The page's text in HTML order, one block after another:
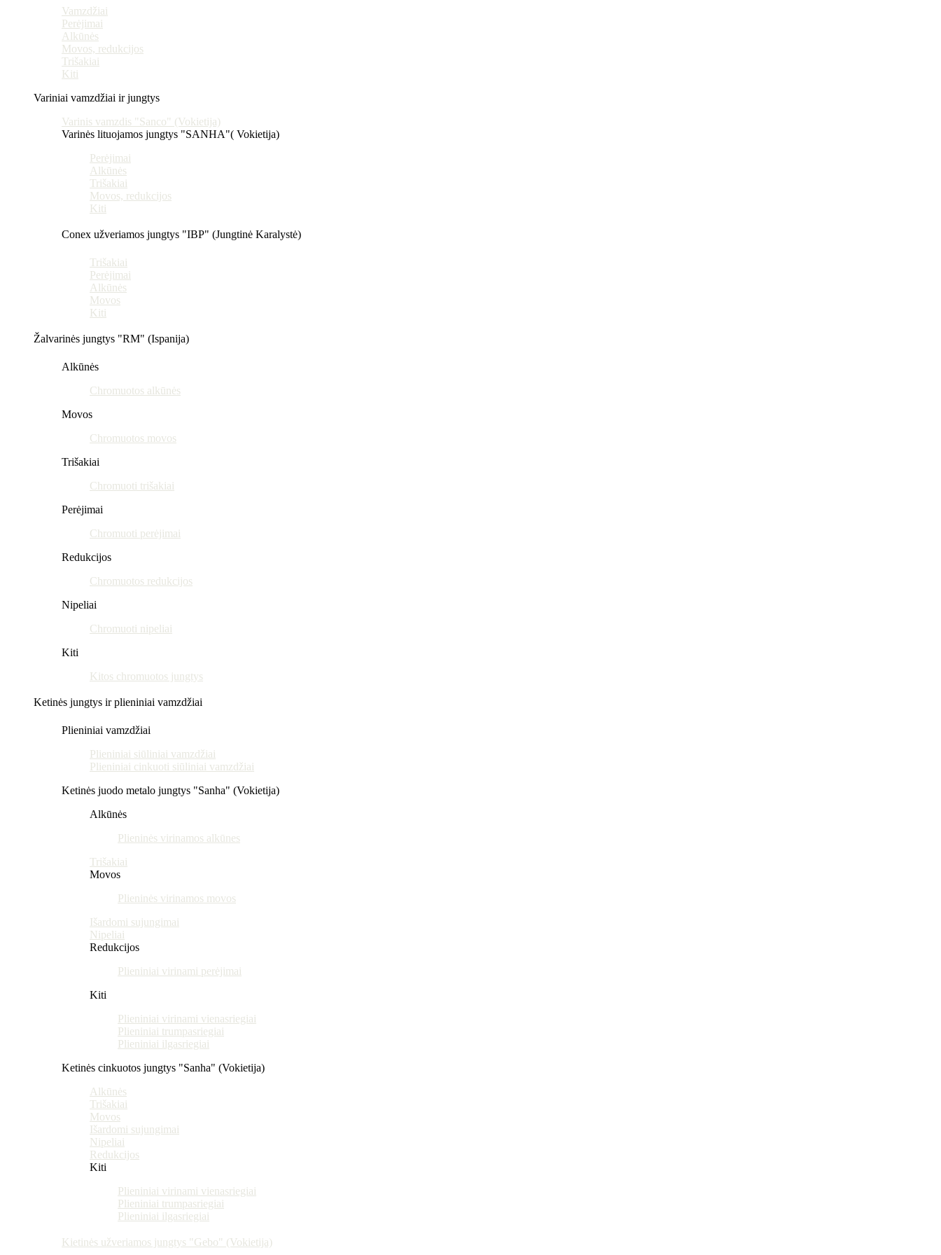
Vamzdžiai
Perėjimai
Alkūnės
Movos, redukcijos
Trišakiai
Kiti
Variniai vamzdžiai ir jungtys
Varinis vamzdis "Sanco" (Vokietija)
Varinės lituojamos jungtys "SANHA"( Vokietija)
Perėjimai
Alkūnės
Trišakiai
Movos, redukcijos
Kiti
Conex užveriamos jungtys "IBP" (Jungtinė Karalystė)
Trišakiai
Perėjimai
Alkūnės
Movos
Kiti
Žalvarinės jungtys "RM" (Ispanija)
Alkūnės
Chromuotos alkūnės
Movos
Chromuotos movos
Trišakiai
Chromuoti trišakiai
Perėjimai
Chromuoti perėjimai
Redukcijos
Chromuotos redukcijos
Nipeliai
Chromuoti nipeliai
Kiti
Kitos chromuotos jungtys
Ketinės jungtys ir plieniniai vamzdžiai
Plieniniai vamzdžiai
Plieniniai siūliniai vamzdžiai
Plieniniai cinkuoti siūliniai vamzdžiai
Ketinės juodo metalo jungtys "Sanha" (Vokietija)
Alkūnės
Plieninės virinamos alkūnes
Trišakiai
Movos
Plieninės virinamos movos
Išardomi sujungimai
Nipeliai
Redukcijos
Plieniniai virinami perėjimai
Kiti
Plieniniai virinami vienasriegiai
Plieniniai trumpasriegiai
Plieniniai ilgasriegiai
Ketinės cinkuotos jungtys "Sanha" (Vokietija)
Alkūnės
Trišakiai
Movos
Išardomi sujungimai
Nipeliai
Redukcijos
Kiti
Plieniniai virinami vienasriegiai
Plieniniai trumpasriegiai
Plieniniai ilgasriegiai
Kietinės užveriamos jungtys "Gebo" (Vokietija)